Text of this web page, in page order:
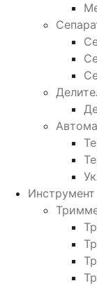
Инструмент